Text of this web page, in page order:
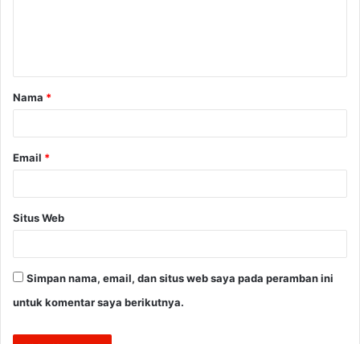
a
r
Nama *
Email *
Situs Web
Simpan nama, email, dan situs web saya pada peramban ini
untuk komentar saya berikutnya.